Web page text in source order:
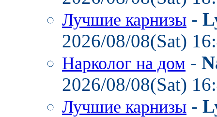
Лучшие карнизы -
2026/08/08(Sat)
Нарколог на дом -
2026/08/08(Sat)
Лучшие карнизы -